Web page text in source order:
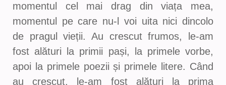
momentul cel mai drag din viața mea,
momentul pe care nu-l voi uita nici dincolo
de pragul vieții. Au crescut frumos, le-am
fost alături la primii pași, la primele vorbe,
apoi la primele poezii și primele litere. Când
au crescut, le-am fost alături la prima